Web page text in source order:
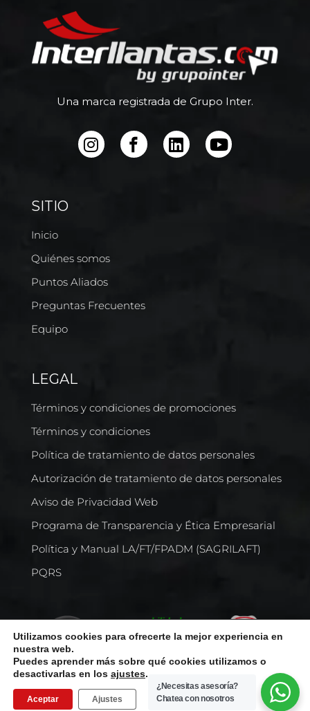
Una marca registrada de Grupo Inter.
SITIO
Inicio
Quiénes somos
Puntos Aliados
Preguntas Frecuentes
Equipo
LEGAL
Términos y condiciones de promociones
Términos y condiciones
Política de tratamiento de datos personales
Autorización de tratamiento de datos personales
Aviso de Privacidad Web
Programa de Transparencia y Ética Empresarial
Política y Manual LA/FT/FPADM (SAGRILAFT)
PQRS
Todos los derechos reservados © Comercializadora Internacional
Utilizamos cookies para ofrecerte la mejor experiencia en
nuestra web.
Puedes aprender más sobre qué cookies utilizamos o
desactivarlas en los ajustes.
Aceptar Ajustes
¿Necesitas asesoría?
Chatea con nosotros